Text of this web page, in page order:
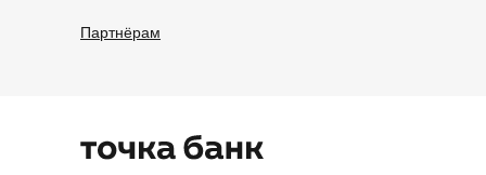
Партнёрам